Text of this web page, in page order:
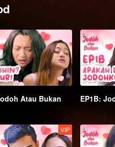
dengan orang lain. Di
mereka sebenarnya…jiwa
Atau Bukan EP1B:
VIP